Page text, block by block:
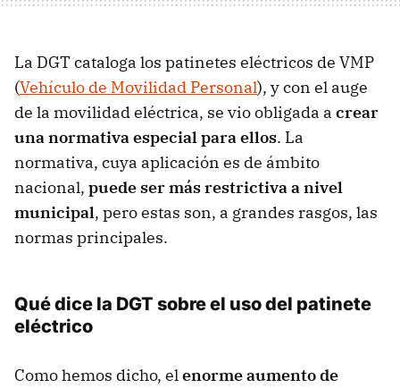
La DGT cataloga los patinetes eléctricos de VMP
(Vehículo de Movilidad Personal), y con el auge
de la movilidad eléctrica, se vio obligada a crear
una normativa especial para ellos. La
normativa, cuya aplicación es de ámbito
nacional, puede ser más restrictiva a nivel
municipal, pero estas son, a grandes rasgos, las
normas principales.
Qué dice la DGT sobre el uso del patinete
eléctrico
Como hemos dicho, elenorme aumento de